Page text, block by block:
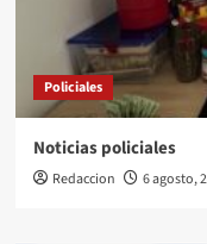
Policiales
Noticias policiales
Redaccion 6 agosto,